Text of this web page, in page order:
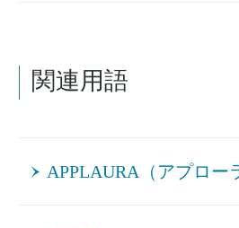
関連用語
APPLAURA（アプロー